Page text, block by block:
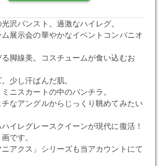
使われた衣装なのでしょうか。
より、限りなくレースクイーンに近い印
沢パンストは厚さ公称8デニールですが、
じさせない印象。
トメッセなどのカスタムカー展示会イベ
照明を焚いてパンスト脚に浴びせてみま
沢パンスト。過激なハイレグ。
展示会の華やかなイベントコンパニオ
脚線美。コスチュームが食い込むお
少し汗ばんだ肌。
ニスカートの中のパンチラ。
なアングルからじっくり眺めてみたい
イレグレースクイーンが現代に復活！
です。
アクス」シリーズも当アカウントにて